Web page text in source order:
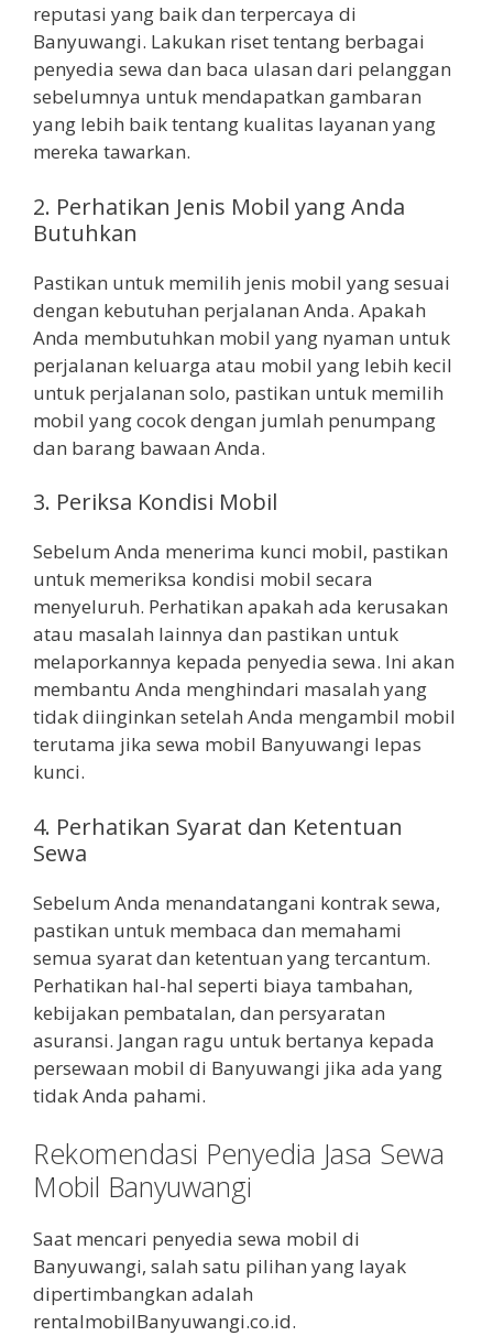
reputasi yang baik dan terpercaya di
Banyuwangi. Lakukan riset tentang berbagai
penyedia sewa dan baca ulasan dari pelanggan
sebelumnya untuk mendapatkan gambaran
yang lebih baik tentang kualitas layanan yang
mereka tawarkan.
2. Perhatikan Jenis Mobil yang Anda
Butuhkan
Pastikan untuk memilih jenis mobil yang sesuai
dengan kebutuhan perjalanan Anda. Apakah
Anda membutuhkan mobil yang nyaman untuk
perjalanan keluarga atau mobil yang lebih kecil
untuk perjalanan solo, pastikan untuk memilih
mobil yang cocok dengan jumlah penumpang
dan barang bawaan Anda.
3. Periksa Kondisi Mobil
Sebelum Anda menerima kunci mobil, pastikan
untuk memeriksa kondisi mobil secara
menyeluruh. Perhatikan apakah ada kerusakan
atau masalah lainnya dan pastikan untuk
melaporkannya kepada penyedia sewa. Ini akan
membantu Anda menghindari masalah yang
tidak diinginkan setelah Anda mengambil mobil
terutama jika sewa mobil Banyuwangi lepas
kunci.
4. Perhatikan Syarat dan Ketentuan
Sewa
Sebelum Anda menandatangani kontrak sewa,
pastikan untuk membaca dan memahami
semua syarat dan ketentuan yang tercantum.
Perhatikan hal-hal seperti biaya tambahan,
kebijakan pembatalan, dan persyaratan
asuransi. Jangan ragu untuk bertanya kepada
persewaan mobil di Banyuwangi jika ada yang
tidak Anda pahami.
Rekomendasi Penyedia Jasa Sewa
Mobil Banyuwangi
Saat mencari penyedia sewa mobil di
Banyuwangi, salah satu pilihan yang layak
dipertimbangkan adalah
rentalmobilBanyuwangi.co.id.